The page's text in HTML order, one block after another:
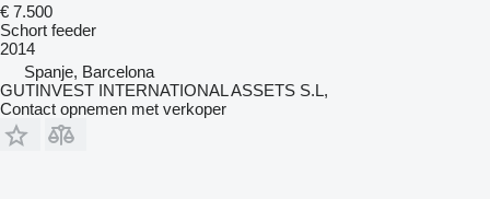
€ 7.500
Schort feeder
2014
Spanje, Barcelona
GUTINVEST INTERNATIONAL ASSETS S.L,
Contact opnemen met verkoper